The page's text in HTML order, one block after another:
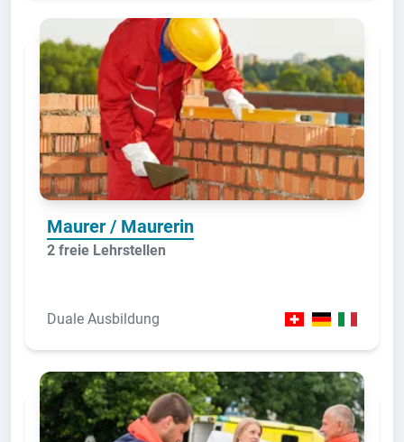
Maurer / Maurerin
2 freie Lehrstellen
Duale Ausbildung